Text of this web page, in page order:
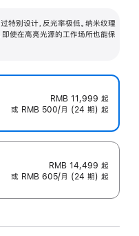
特别设计，反光率极低。纳米纹理
即使在高亮光源的工作场所也能保
RMB 11,999 起
或 RMB 500/月 (24 期) 起
RMB 14,499 起
或 RMB 605/月 (24 期) 起